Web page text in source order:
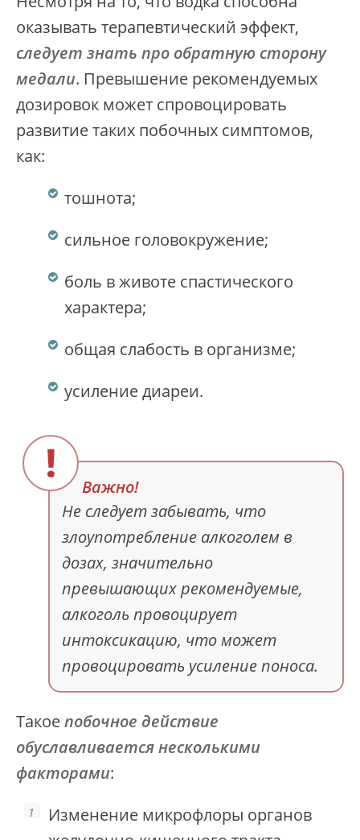
оказывать терапевтический эффект,
следует знать про обратную сторону
медали. Превышение рекомендуемых
дозировок может спровоцировать
развитие таких побочных симптомов,
как:
тошнота;
сильное головокружение;
боль в животе спастического
характера;
общая слабость в организме;
усиление диареи.
Не следует забывать, что
злоупотребление алкоголем в
дозах, значительно
превышающих рекомендуемые,
алкоголь провоцирует
интоксикацию, что может
провоцировать усиление поноса.
Такоепобочное действие
обуславливается несколькими
факторами:
Изменение микрофлоры органов